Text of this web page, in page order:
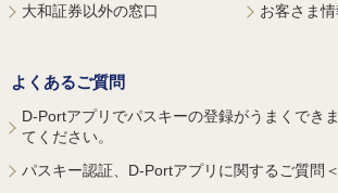
大和証券以外の窓口
お客さま
よくあるご質問
D-Portアプリでパスキーの登録がうまくでき
てください。
パスキー認証、D-Portアプリに関するご質問